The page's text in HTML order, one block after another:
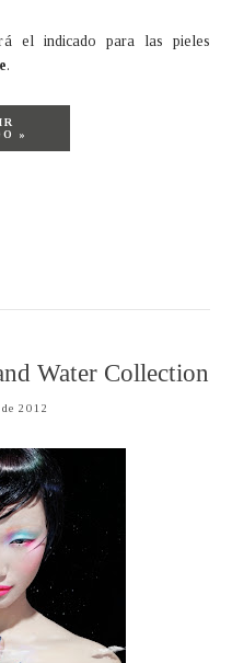
el indicado para las pieles
.
»
Water Collection
2012